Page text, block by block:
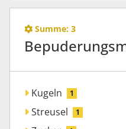
Summe: 3
Kugeln 1
Streusel 1